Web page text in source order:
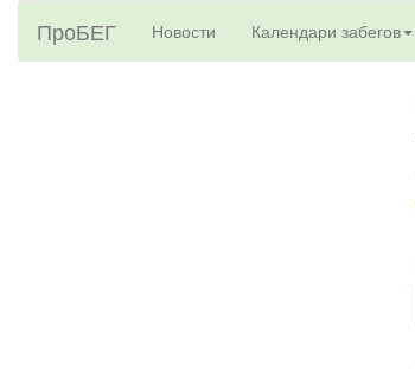
ПроБЕГ Новости Календари забегов